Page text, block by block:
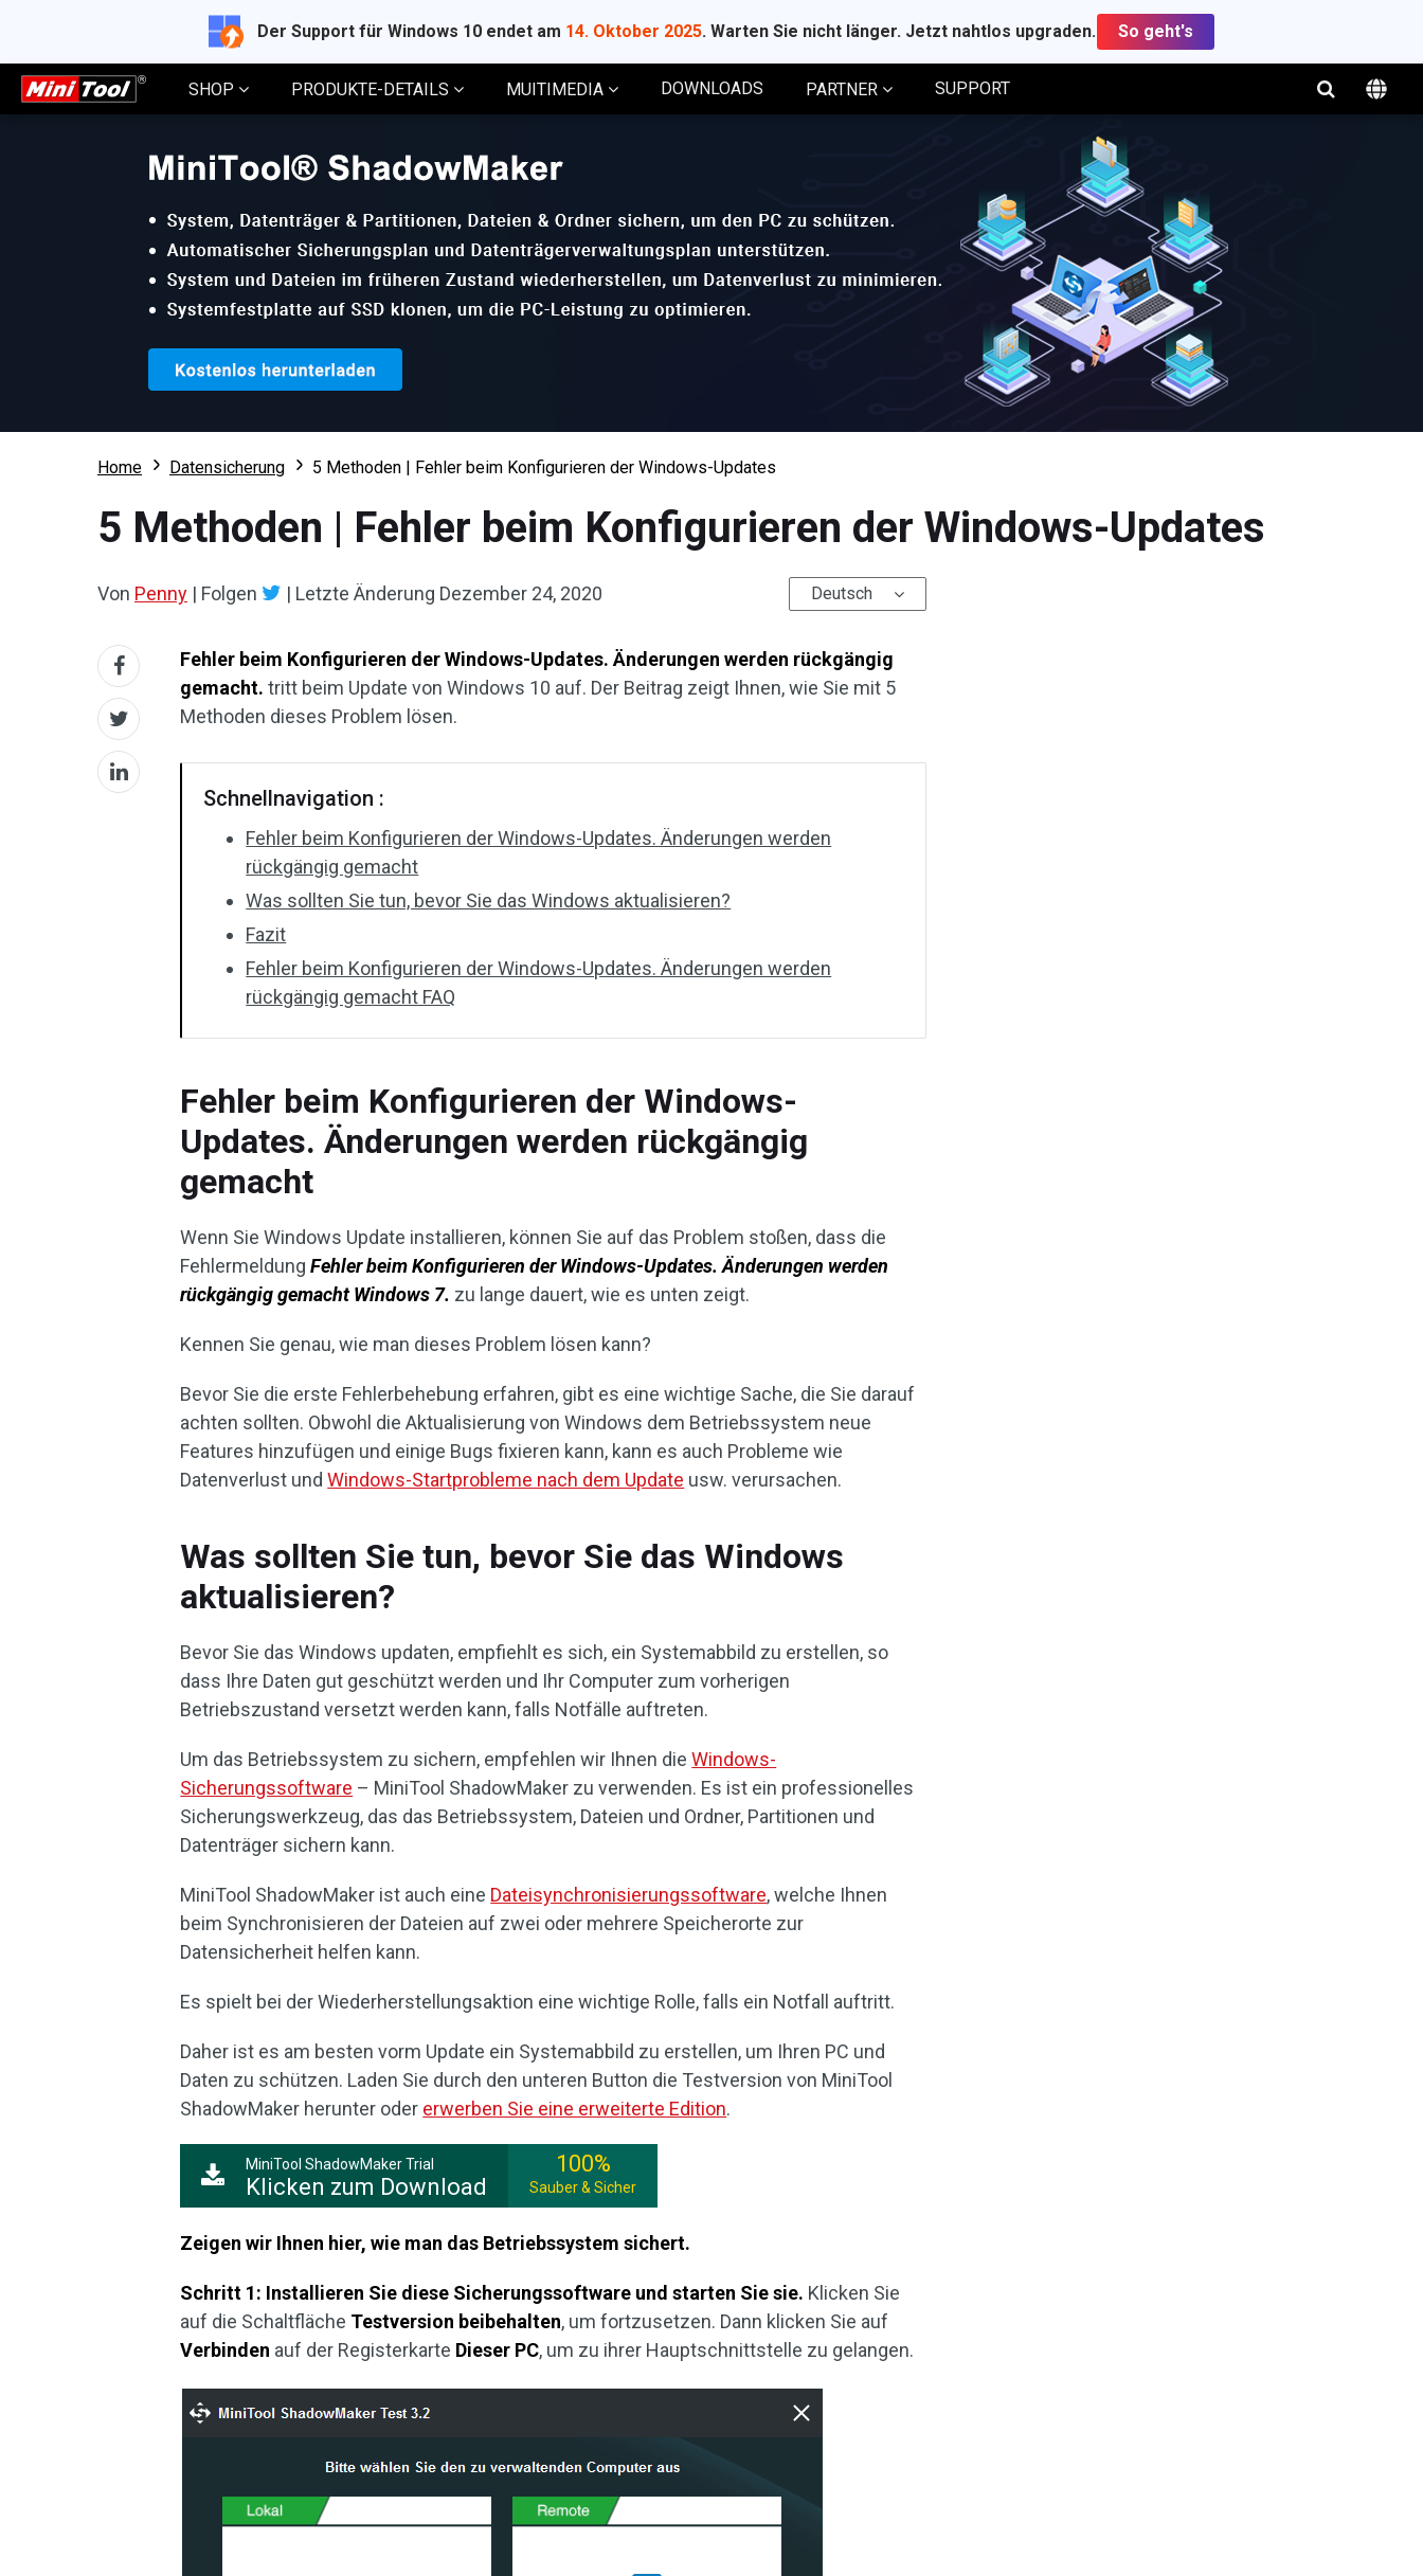
Der Support für Windows 10 endet am 14. Oktober 2025. Warten Sie nicht länger. Jetzt nahtlos upgraden. So geht's
SHOP PRODUKTE-DETAILS MUITIMEDIA DOWNLOADS PARTNER SUPPORT
Home Datensicherung 5 Methoden | Fehler beim Konfigurieren der Windows-Updates
5 Methoden | Fehler beim Konfigurieren der Windows-Updates
Von Penny | Folgen | Letzte Änderung Dezember 24, 2020 Deutsch
Fehler beim Konfigurieren der Windows-Updates. Änderungen werden rückgängig
gemacht.tritt beim Update von Windows 10 auf. Der Beitrag zeigt Ihnen, wie Sie mit 5
Methoden dieses Problem lösen.
Schnellnavigation :
Fehler beim Konfigurieren der Windows-Updates. Änderungen werden
rückgängig gemacht
Was sollten Sie tun, bevor Sie das Windows aktualisieren?
Fazit
Fehler beim Konfigurieren der Windows-Updates. Änderungen werden
rückgängig gemacht FAQ
Fehler beim Konfigurieren der Windows-
Updates. Änderungen werden rückgängig
gemacht
Wenn Sie Windows Update installieren, können Sie auf das Problem stoßen, dass die
FehlermeldungFehler beim Konfigurieren der Windows-Updates. Änderungen werden
rückgängig gemacht Windows 7. zu lange dauert, wie es unten zeigt.
Kennen Sie genau, wie man dieses Problem lösen kann?
Bevor Sie die erste Fehlerbehebung erfahren, gibt es eine wichtige Sache, die Sie darauf
achten sollten. Obwohl die Aktualisierung von Windows dem Betriebssystem neue
Features hinzufügen und einige Bugs fixieren kann, kann es auch Probleme wie
Datenverlust undWindows-Startprobleme nach dem Update usw. verursachen.
Was sollten Sie tun, bevor Sie das Windows
aktualisieren?
Bevor Sie das Windows updaten, empfiehlt es sich, ein Systemabbild zu erstellen, so
dass Ihre Daten gut geschützt werden und Ihr Computer zum vorherigen
Betriebszustand versetzt werden kann, falls Notfälle auftreten.
Um das Betriebssystem zu sichern, empfehlen wir Ihnen dieWindows-
Sicherungssoftware – MiniTool ShadowMaker zu verwenden. Es ist ein professionelles
Sicherungswerkzeug, das das Betriebssystem, Dateien und Ordner, Partitionen und
Datenträger sichern kann.
MiniTool ShadowMaker ist auch eine Dateisynchronisierungssoftware, welche Ihnen
beim Synchronisieren der Dateien auf zwei oder mehrere Speicherorte zur
Datensicherheit helfen kann.
Es spielt bei der Wiederherstellungsaktion eine wichtige Rolle, falls ein Notfall auftritt.
Daher ist es am besten vorm Update ein Systemabbild zu erstellen, um Ihren PC und
Daten zu schützen. Laden Sie durch den unteren Button die Testversion von MiniTool
ShadowMaker herunter oder erwerben Sie eine erweiterte Edition.
MiniTool ShadowMaker Trial
Klicken zum Download
100%
Sauber & Sicher
Zeigen wir Ihnen hier, wie man das Betriebssystem sichert.
Schritt 1: Installieren Sie diese Sicherungssoftware und starten Sie sie. Klicken Sie
auf die Schaltfläche Testversion beibehalten, um fortzusetzen. Dann klicken Sie auf
Verbinden auf der Registerkarte Dieser PC, um zu ihrer Hauptschnittstelle zu gelangen.